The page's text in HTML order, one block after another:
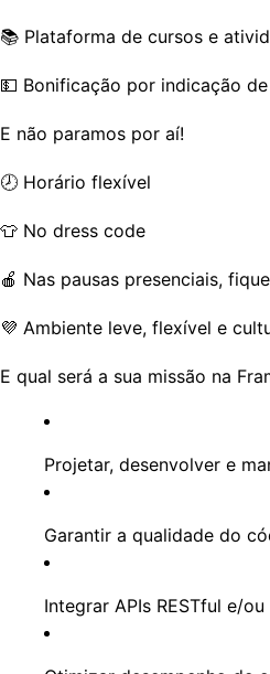
📚 Plataforma de cursos e
💵 Bonificação por indicação
E não paramos por aí!
🕗 Horário flexível
👕 No dress code
🍎 Nas pausas presenciais,
💜 Ambiente leve, flexível e
E qual será a sua missão na
Projetar, desenvolver e
Garantir a qualidade do
Integrar APIs RESTful e/